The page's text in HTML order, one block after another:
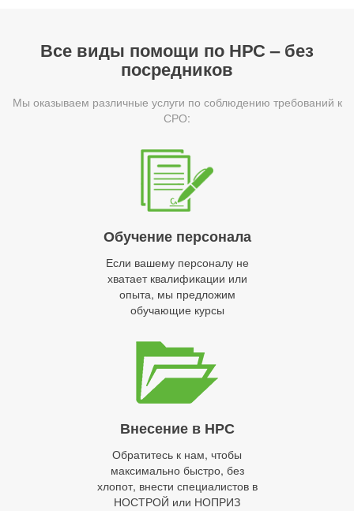
Все виды помощи по НРС – без
посредников
Мы оказываем различные услуги по соблюдению требований к
СРО:
Обучение персонала
Если вашему персоналу не
хватает квалификации или
опыта, мы предложим
обучающие курсы
Внесение в НРС
Обратитесь к нам, чтобы
максимально быстро, без
хлопот, внести специалистов в
НОСТРОЙ или НОПРИЗ